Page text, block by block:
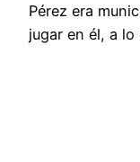
Pérez era
jugar en él, a